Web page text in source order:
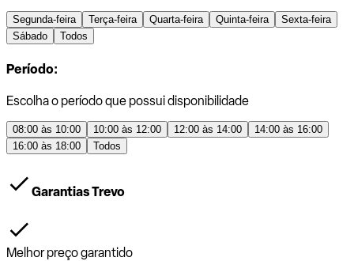
Segunda-feira Terça-feira Quarta-feira Quinta-feira
Sexta-feira
Sábado
Todos
Período:
Escolha o período que possui disponibilidade
08:00 às 10:00 10:00 às 12:00 12:00 às 14:00
14:00 às 16:00
16:00 às 18:00
Todos
Garantias Trevo
Melhor preço garantido